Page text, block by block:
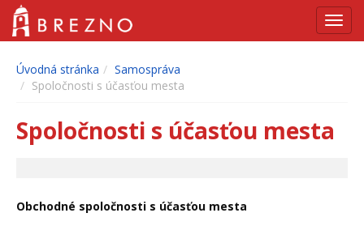
Úvodná stránka
Samospráva
Spoločnosti s účasťou mesta
Spoločnosti s účasťou mesta
Obchodné spoločnosti s účasťou mesta